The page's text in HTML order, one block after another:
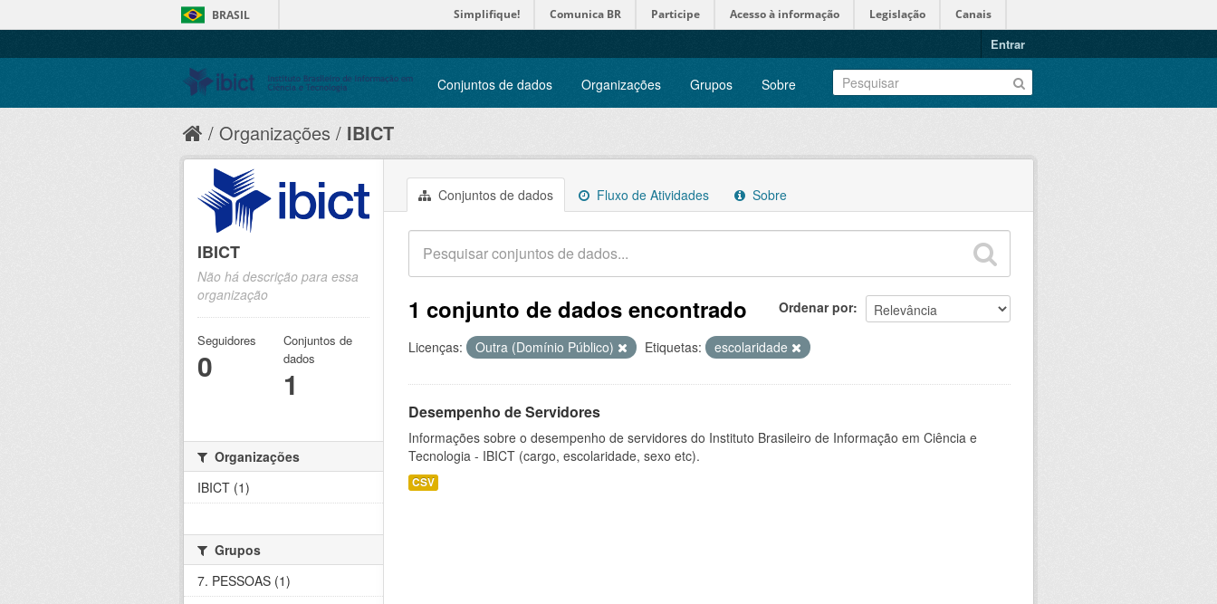
BRASIL Simplifique! Comunica BR Participe Acesso à informação Legislação Canais
Entrar
Conjuntos de dados Organizações Grupos Sobre
Organizações IBICT
Conjuntos de dados Fluxo de Atividades Sobre
Ordenar por
1 conjunto de dados encontrado
Licenças: Outra (Domínio Público) Etiquetas: escolaridade
Desempenho de Servidores
Informações sobre o desempenho de servidores do Instituto Brasileiro de Informação em Ciência e
Tecnologia - IBICT (cargo, escolaridade, sexo etc).
CSV
IBICT
Não há descrição para essa
organização
Seguidores
0
Conjuntos de
dados
1
Organizações
IBICT (1)
Grupos
7. PESSOAS (1)